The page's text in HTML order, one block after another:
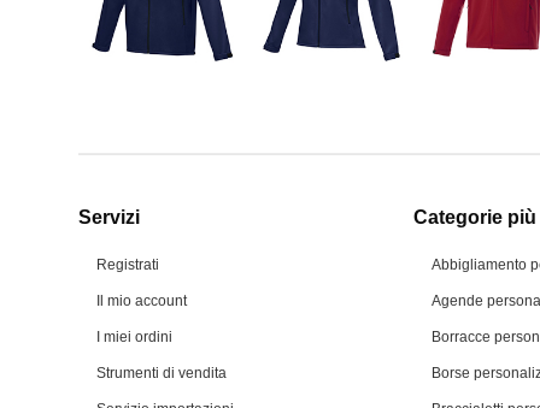
Servizi
Registrati
Il mio account
I miei ordini
Strumenti di vendita
Categorie
Abbigliamento
Agende
Borracce
Borse